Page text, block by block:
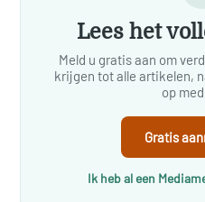
Lees het
Meld u gratis aan om
krijgen tot alle artikelen,
op
Gratis
Ik heb al een